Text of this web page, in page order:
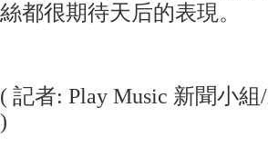
絲都很期待天后的表現。
( 記者: Play Music 新聞
)